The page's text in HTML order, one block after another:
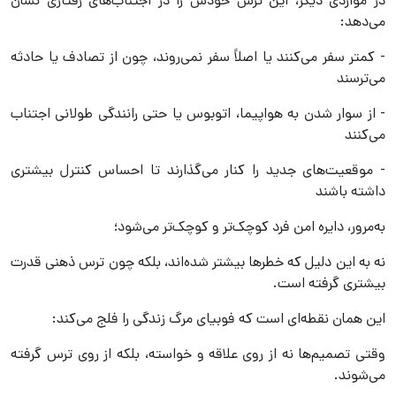
می‌دهد:
- کمتر سفر می‌کنند یا اصلاً سفر نمی‌روند، چون از تصادف یا حادثه
می‌ترسند
- از سوار شدن به هواپیما، اتوبوس یا حتی رانندگی طولانی اجتناب
می‌کنند
- موقعیت‌های جدید را کنار می‌گذارند تا احساس کنترل بیشتری
داشته باشند
به‌مرور، دایره امن فرد کوچک‌تر و کوچک‌تر می‌شود؛
نه به این دلیل که خطرها بیشتر شده‌اند، بلکه چون ترس ذهنی قدرت
بیشتری گرفته است.
این همان نقطه‌ای است که فوبیای مرگ زندگی را فلج می‌کند:
وقتی تصمیم‌ها نه از روی علاقه و خواسته، بلکه از روی ترس گرفته
می‌شوند.